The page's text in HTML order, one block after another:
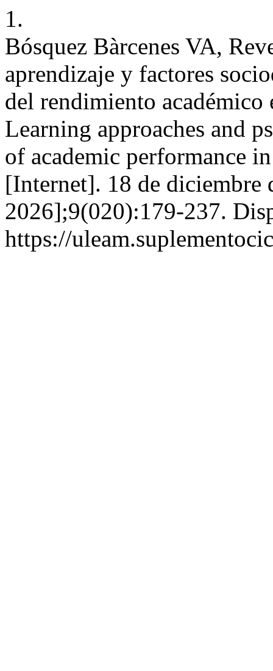
1.
Bósquez Bàrcenes VA,
aprendizaje y factores
del rendimiento
Learning approaches and
of academic performance
[Internet]. 18 de diciembre
2026];9(020):179-237.
https://